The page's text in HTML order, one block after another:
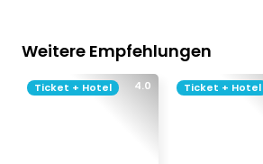
Weitere Empfehlungen
4.0
Ticket + Hotel Ticket + Hotel